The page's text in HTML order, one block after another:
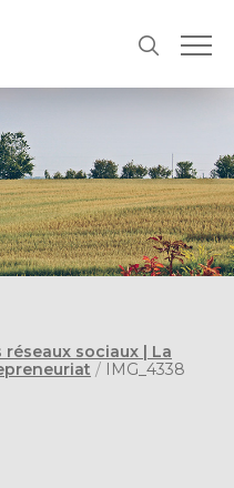
sociaux | La
/ IMG_4338